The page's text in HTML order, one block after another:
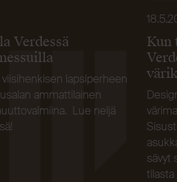
Verdessä
lapsiperheen
ammattilainen
Lue neljä
Kun
sävyt